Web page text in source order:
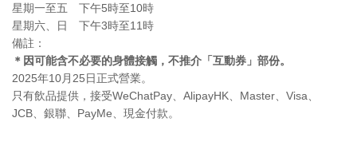
星期一至五 下午5時至10時
星期六、日 下午3時至11時
備註：
＊因可能含不必要的身體接觸，不推介「互動券」部份。
2025年10月25日正式營業。
只有飲品提供，接受WeChatPay、AlipayHK、Master、Visa、
JCB、銀聯、PayMe、現金付款。